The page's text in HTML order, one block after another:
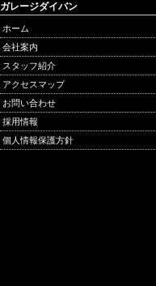
ガレージダイバン
ホーム
会社案内
スタッフ紹介
アクセスマップ
お問い合わせ
採用情報
個人情報保護方針